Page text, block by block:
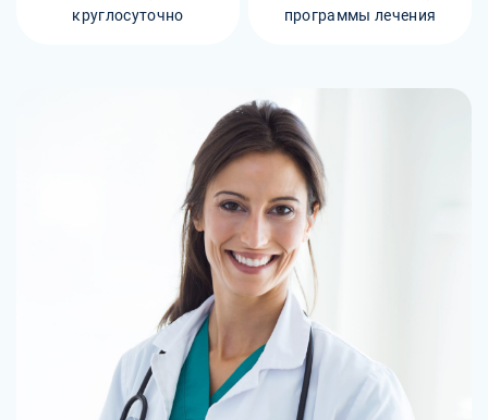
круглосуточно
программы лечения